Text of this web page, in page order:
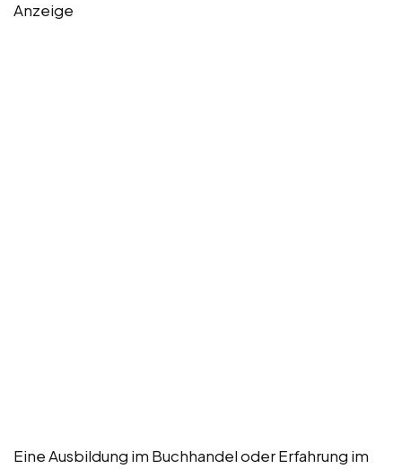
Anzeige
Eine Ausbildung im Buchhandel oder Erfahrung im